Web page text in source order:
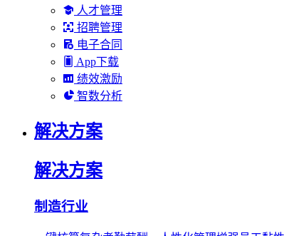
人才管理
招聘管理
电子合同
App下载
绩效激励
智数分析
解决方案
解决方案
制造行业